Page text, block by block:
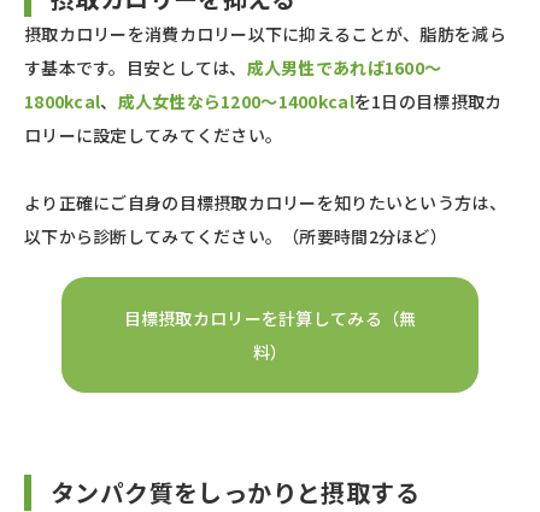
摂取カロリーを消費カロリー以下に抑えることが、脂肪を減ら
す基本です。目安としては、 成人男性であれば1600〜
1800kcal、 成人女性なら1200〜1400kcalを1日の目標摂取カ
ロリーに設定してみてください。
より正確にご自身の目標摂取カロリーを知りたいという方は、
以下から診断してみてください。（所要時間2分ほど）
目標摂取カロリーを計算してみる（無
料）
タンパク質をしっかりと摂取する